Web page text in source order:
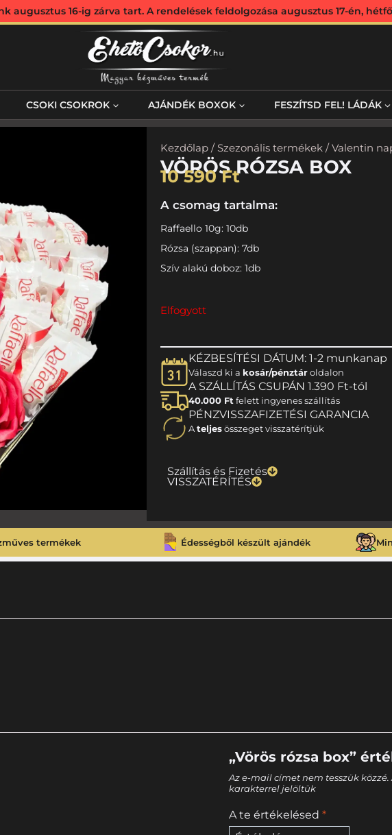
augusztus 16-ig zárva tart. A rendelések feldolgozása augusztus 17-én,
CSOKI CSOKROK AJÁNDÉK BOXOK FESZÍTSD FEL! LÁDÁK
Kezdőlap/ Szezonális termékek/Valentin
VÖRÖS RÓZSA BOX
10 590Ft
A csomag tartalma:
Raffaello 10g: 10db
Rózsa (szappan): 7db
Szív alakú doboz: 1db
Elfogyott
KÉZBESÍTÉSI DÁTUM: 1-2 munkanap
Válaszd ki a kosár/pénztároldalon
A SZÁLLÍTÁS CSUPÁN 1.390 Ft-tól
40.000 Ft felett ingyenes szállítás
PÉNZVISSZAFIZETÉSI GARANCIA
Ateljesösszeget visszatérítjük
Szállítás és Fizetés
VISSZATÉRÍTÉS
termékek Édességből készült ajándék
„Vörös rózsa box”
Az e-mail címet nem tesszük közzé.
karakterrel jelöltük
A te értékelésed *